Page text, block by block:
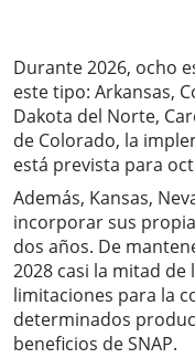
Durante 2026, ocho
este tipo: Arkansas,
Dakota del Norte,
de Colorado, la
está prevista para
Además, Kansas,
incorporar sus
dos años. De
2028 casi la mitad
limitaciones para la
determinados
beneficios de SNAP.